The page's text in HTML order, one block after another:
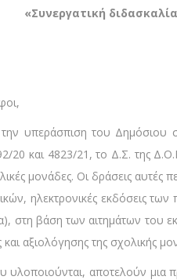
«Συνεργατική
υπεράσπιση του Δημόσιου
20 και 4823/21, το Δ.Σ. της
μονάδες. Οι δράσεις
ηλεκτρονικές εκδόσεις των
στη βάση των αιτημάτων του
αξιολόγησης της σχολικής
αποτελούν μια